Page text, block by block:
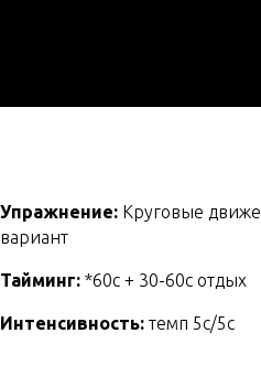
Упражнение: Круговые
вариант
Тайминг: *60с + 30-60с отдых
Интенсивность: темп 5c/5c